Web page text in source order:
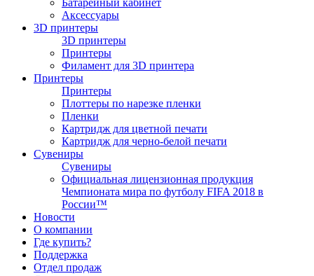
Батарейный кабинет
Аксессуары
3D принтеры
3D принтеры
Принтеры
Филамент для 3D принтера
Принтеры
Принтеры
Плоттеры по нарезке пленки
Пленки
Картридж для цветной печати
Картридж для черно-белой печати
Сувениры
Сувениры
Официальная лицензионная продукция
Чемпионата мира по футболу FIFA 2018 в
России™
Новости
О компании
Где купить?
Поддержка
Отдел продаж